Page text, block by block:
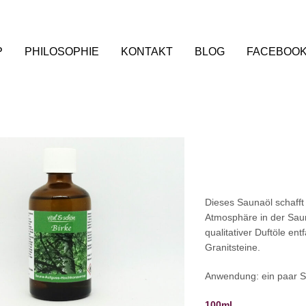
PHILOSOPHIE KONTAKT BLOG
Dieses Saunaöl
Atmosphäre in der
qualitativer Duftöle
Granitsteine.
Anwendung: ein paar